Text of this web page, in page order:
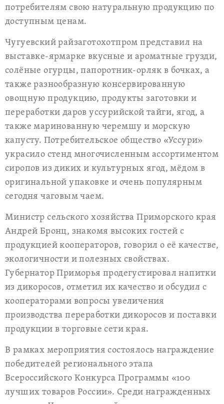
потребителям свою натуральную продукцию по
доступным ценам.
Чугуевский райзаготохотпром представил на
выставке-ярмарке вкусные и ароматные грузди,
солёные огурцы, папоротник-орляк в бочках, а
также разнообразную консервированную
овощную продукцию, продукты заготовки и
переработки даров уссурийской тайги, ягод, а
также маринованную черемшу и морскую
капусту. Потребительское общество «Уссури»
украсило стенд многочисленным ассортиментом
сиропов из диких и культурных ягод, мёдом в
оригинальной упаковке и очень популярным
сегодня чаговым чаем.
Министр сельского хозяйства Приморского края
Андрей Бронц, знакомя высоких гостей с
продукцией кооператоров, говорил о её качестве,
экологичности и полезных свойствах.
Губернатор Приморья продегустировал напитки
из дикоросов, отметил их качество и обсудил с
кооператорами вопросы увеличения
производства переработки дикоросов и поставки
продукции в торговые сети края.
В рамках мероприятия состоялось награждение
победителей регионального этапа
Всероссийского Конкурса Программы «100
лучших товаров России». Среди награжденных